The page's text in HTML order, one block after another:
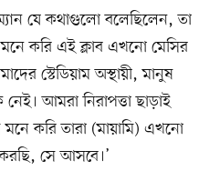
যে কথাগুলো বলেছিলেন, তা
করি এই ক্লাব এখনো মেসির
স্টেডিয়াম অস্থায়ী, মানুষ
আমরা নিরাপত্তা ছাড়াই
করি তারা (মায়ামি) এখনো
সে আসবে।’